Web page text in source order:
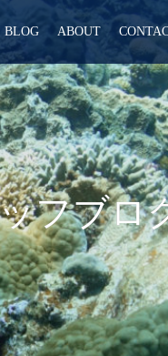
BLOG ABOUT
フブロ